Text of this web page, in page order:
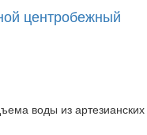
центробежный
воды из артезианских